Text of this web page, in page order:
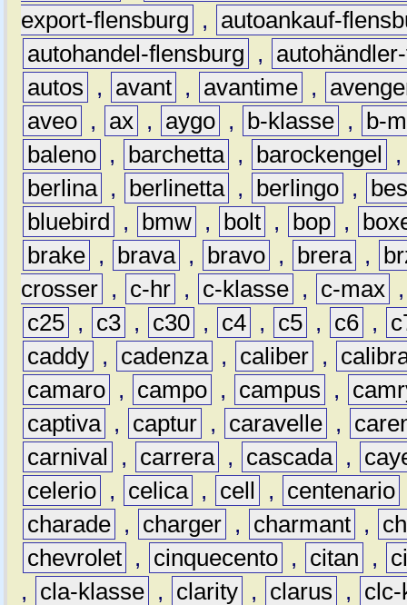
export-flensburg
,
autoankauf-
autohandel-flensburg
,
autos
, avant , avantime ,
aveo , ax , aygo , b-klasse ,
b-
baleno , barchetta , barockengel
berlina , berlinetta , berlingo ,
bluebird
, bmw , bolt , bop ,
brake , brava , bravo , brera ,
crosser , c-hr , c-klasse , c-max
c25 , c3 , c30 , c4 , c5 , c6 ,
caddy , cadenza , caliber ,
camaro , campo , campus ,
captiva , captur , caravelle ,
carnival
, carrera , cascada ,
celerio , celica , cell , centenario
charade , charger , charmant ,
chevrolet , cinquecento , citan ,
,
cla-klasse , clarity , clarus ,
clc-